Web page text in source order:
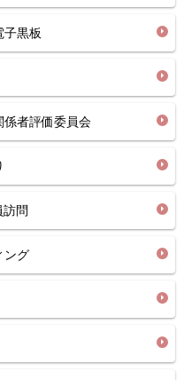
黒板
者評価委員会
問
ング